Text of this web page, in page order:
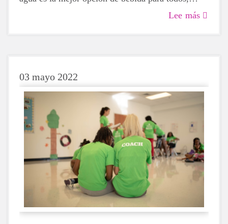
incluidas las niñas en edad de crecimiento.
Aunque a veces puede ser más tentador recurrir a
Lee más
03 mayo 2022